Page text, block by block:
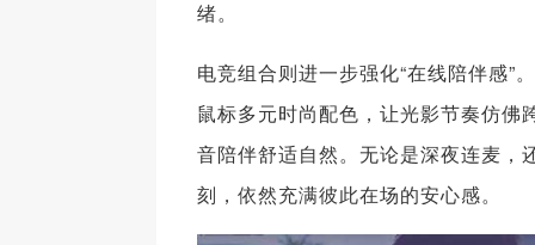
绪。
电竞组合则进一步强化“在线陪伴感
鼠标多元时尚配色，让光影节奏仿
音陪伴舒适自然。无论是深夜连麦，
刻，依然充满彼此在场的安心感。